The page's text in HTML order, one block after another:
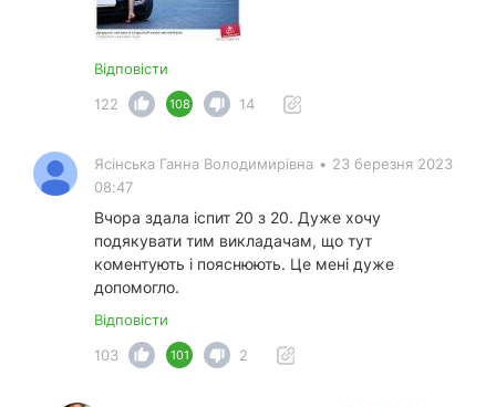
Відповісти
122
108 14
Ясінська Ганна Володимирівна • 23 березня 2023
08:47
Вчора здала іспит 20 з 20. Дуже хочу
подякувати тим викладачам, що тут
коментують і пояснюють. Це мені дуже
допомогло.
Відповісти
103
101 2